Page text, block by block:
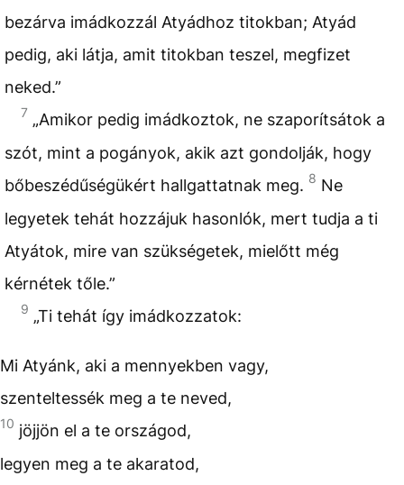
bezárva imádkozzál Atyádhoz titokban; Atyád
pedig, aki látja, amit titokban teszel, megfizet
neked.”
7 „Amikor pedig imádkoztok, ne szaporítsátok a
szót, mint a pogányok, akik azt gondolják, hogy
bőbeszédűségükért hallgattatnak meg. 8 Ne
legyetek tehát hozzájuk hasonlók, mert tudja a ti
Atyátok, mire van szükségetek, mielőtt még
kérnétek tőle.”
9 „Ti tehát így imádkozzatok:
Mi Atyánk, aki a mennyekben vagy,
szenteltessék meg a te neved,
10 jöjjön el a te országod,
legyen meg a te akaratod,